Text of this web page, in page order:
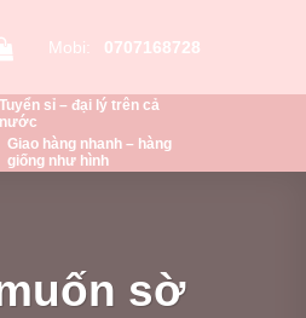
Mobi: 0707168728
Tuyển sỉ – đại lý trên cả
nước
Giao hàng nhanh – hàng
giống như hình
sờ